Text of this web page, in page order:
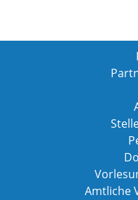
Amtliche